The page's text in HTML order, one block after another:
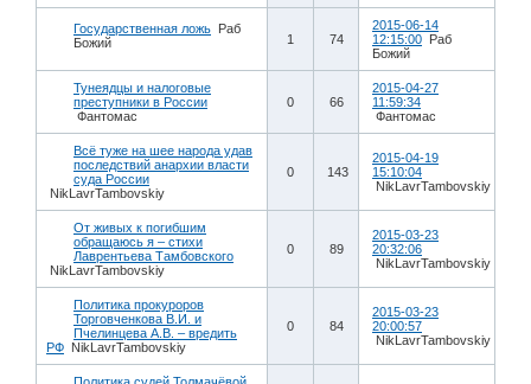
Государственная ложь Раб
Божий
1 74
2015-06-14
12:15:00 Раб
Божий
Тунеядцы и налоговые
преступники в России
Фантомас
0 66
2015-04-27
11:59:34
Фантомас
Всё туже на шее народа удав
последствий анархии власти
суда России
NikLavrTambovskiy
0 143
2015-04-19
15:10:04
NikLavrTambovskiy
От живых к погибшим
обращаюсь я – стихи
Лаврентьева Тамбовского
NikLavrTambovskiy
0 89
2015-03-23
20:32:06
NikLavrTambovskiy
Политика прокуроров
Торговченкова В.И. и
Пчелинцева А.В. – вредить
РФ NikLavrTambovskiy
0 84
2015-03-23
20:00:57
NikLavrTambovskiy